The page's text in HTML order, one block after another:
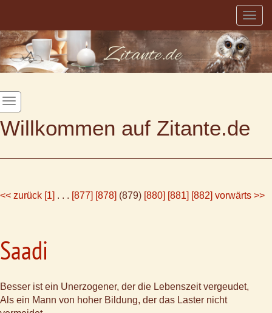
Willkommen auf Zitante.de
<< zurück [1] . . . [877] [878] (879) [880] [881] [882] vorwärts >>
Saadi
Besser ist ein Unerzogener, der die Lebenszeit vergeudet,
Als ein Mann von hoher Bildung, der das Laster nicht